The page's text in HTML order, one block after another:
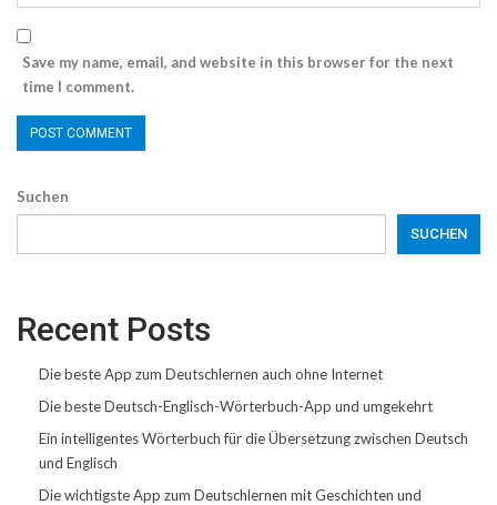
Save my name, email, and website in this browser for the next
time I comment.
Suchen
SUCHEN
Recent Posts
Die beste App zum Deutschlernen auch ohne Internet
Die beste Deutsch-Englisch-Wörterbuch-App und umgekehrt
Ein intelligentes Wörterbuch für die Übersetzung zwischen Deutsch
und Englisch
Die wichtigste App zum Deutschlernen mit Geschichten und